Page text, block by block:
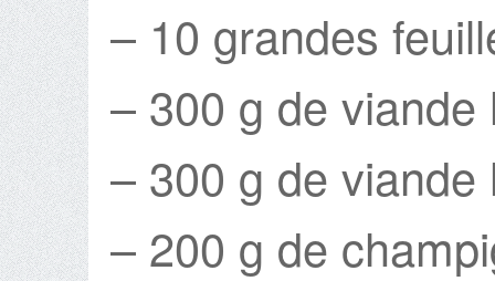
– 10 grandes
– 300 g de
– 300 g de
– 200 g de